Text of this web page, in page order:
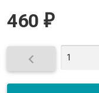
460 ₽
